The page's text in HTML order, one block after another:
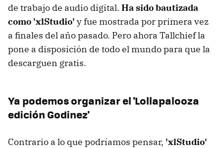
de trabajo de audio digital. Ha sido bautizada
como 'xlStudio' y fue mostrada por primera vez
a finales del año pasado. Pero ahora Tallchief la
pone a disposición de todo el mundo para que la
descarguen gratis.
Ya podemos organizar el 'Lollapalooza
edición Godinez'
Contrario a lo que podríamos pensar, 'xlStudio'